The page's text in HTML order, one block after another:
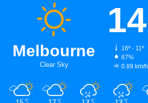
Melbourne
Clear Sky
14
16º - 11º
67%
0.89 km/h
℃ ℃ ℃ ℃